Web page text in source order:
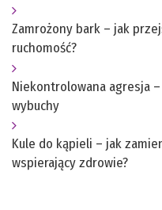
Zamrożony bark – jak
ruchomość?
Niekontrolowana agresja
wybuchy
Kule do kąpieli – jak
wspierający zdrowie?